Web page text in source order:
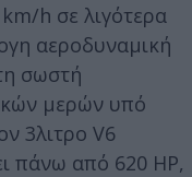
h σε λιγότερα
αεροδυναμική
σωστή
μερών υπό
3λιτρο V6
πάνω από 620 HP,